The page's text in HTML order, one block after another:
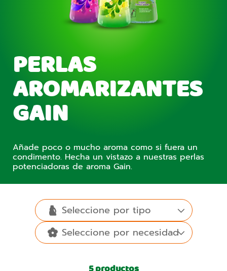
PERLAS
AROMARIZANTES
GAIN
Añade poco o mucho aroma como si fuera un
condimento. Hecha un vistazo a nuestras perlas
potenciadoras de aroma Gain.
Seleccione por tipo
Seleccione por necesidad